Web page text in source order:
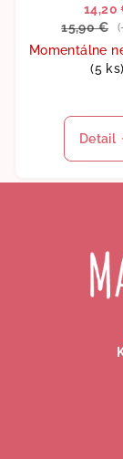
14,20
15,90 €
Momentálne
(5 ks)
Detail